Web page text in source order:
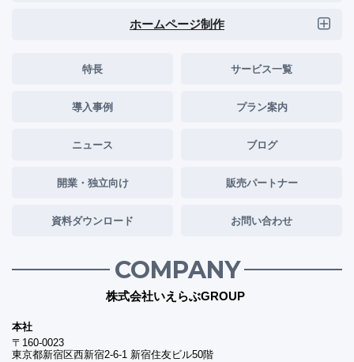
ホームページ制作
特長 サービス一覧
導入事例 プラン案内
ニュース ブログ
開業・独立向け 販売パートナー
資料ダウンロード お問い合わせ
COMPANY
株式会社いえらぶGROUP
本社
〒160-0023
東京都新宿区西新宿2-6-1 新宿住友ビル50階